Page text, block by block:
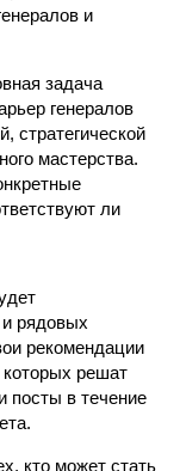
и
задача
генералов
стратегической
мастерства.
ли
рядовых
рекомендации
которых решат
посты в течение
кто может стать